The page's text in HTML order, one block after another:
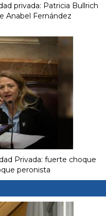
privada: Patricia Bullrich
Anabel Fernández
Privada: fuerte choque
peronista